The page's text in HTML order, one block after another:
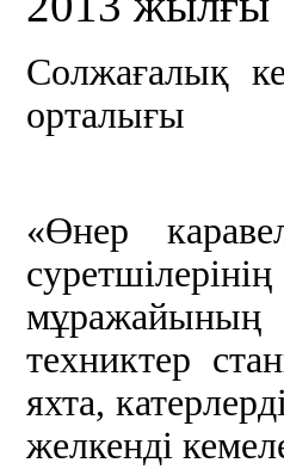
Солжағалық
орталығы
«Өнер
техниктер
яхта,
желкенді